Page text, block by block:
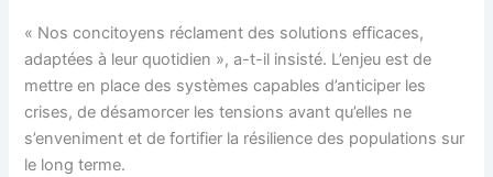
« Nos concitoyens réclament des solutions efficaces,
adaptées à leur quotidien », a-t-il insisté. L’enjeu est de
mettre en place des systèmes capables d’anticiper les
crises, de désamorcer les tensions avant qu’elles ne
s’enveniment et de fortifier la résilience des populations sur
le long terme.